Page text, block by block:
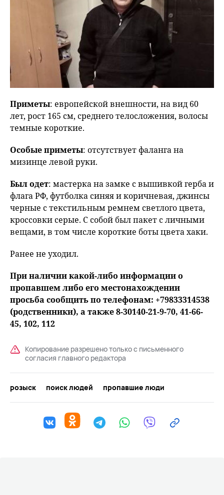
Приметы: европейской внешности, на вид 60
лет, рост 165 см, среднего телосложения, волосы
темные короткие.
Особые приметы: отсутствует фаланга на
мизинце левой руки.
Был одет: мастерка на замке с вышивкой герба и
флага РФ, футболка синяя и коричневая, джинсы
черные с текстильным ремнем светлого цвета,
кроссовки серые. С собой был пакет с личными
вещами, в том числе короткие боты цвета хаки.
Ранее не уходил.
При наличии какой-либо информации о
пропавшем либо его местонахождении
просьба сообщить по телефонам: +79833314538
(родственники), а также 8-30140-21-9-70, 41-66-
45, 102, 112
Копирование разрешено только с письменного
согласия главного редактора
розыск поиск людей пропавшие люди